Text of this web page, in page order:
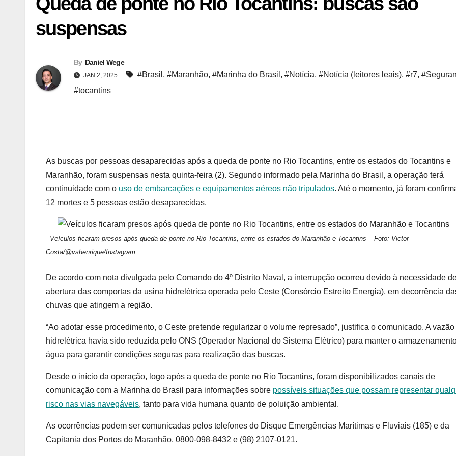
suspensas
By Daniel Wege
JAN 2, 2025 #Brasil , #Maranhão, #Marinha do Brasil , #Notícia, #Notícia (leitores leais), #r7,
#tocantins
As buscas por pessoas desaparecidas após a queda de ponte no Rio Tocantins, entre os estados do Tocantins e
Maranhão, foram suspensas nesta quinta-feira (2). Segundo informado pela Marinha do Brasil, a operação terá
continuidade com o uso de embarcações e equipamentos aéreos não tripulados. Até o momento, já foram
12 mortes e 5 pessoas estão desaparecidas.
Veículos ficaram presos após queda de ponte no Rio Tocantins, entre os estados do Maranhão e Tocantins – Foto: Victor
Costa/@vshenrique/Instagram
De acordo com nota divulgada pelo Comando do 4º Distrito Naval, a interrupção ocorreu devido à necessidade
abertura das comportas da usina hidrelétrica operada pelo Ceste (Consórcio Estreito Energia), em decorrência
chuvas que atingem a região.
“Ao adotar esse procedimento, o Ceste pretende regularizar o volume represado”, justifica o comunicado. A vazão
hidrelétrica havia sido reduzida pelo ONS (Operador Nacional do Sistema Elétrico) para manter o
água para garantir condições seguras para realização das buscas.
Desde o início da operação, logo após a queda de ponte no Rio Tocantins, foram disponibilizados canais de
comunicação com a Marinha do Brasil para informações sobre possíveis situações que possam representar
risco nas vias navegáveis, tanto para vida humana quanto de poluição ambiental.
As ocorrências podem ser comunicadas pelos telefones do Disque Emergências Marítimas e Fluviais (185) e da
Capitania dos Portos do Maranhão, 0800-098-8432 e (98) 2107-0121.